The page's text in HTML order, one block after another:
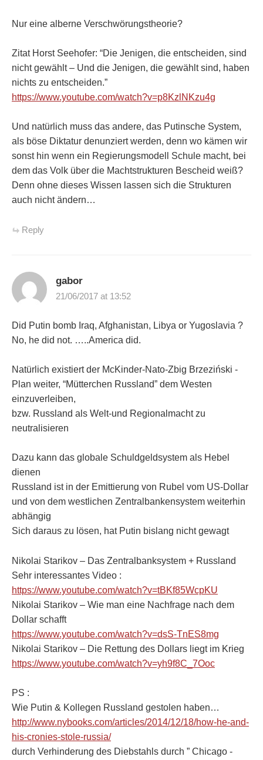
Nur eine alberne Verschwörungstheorie?
Zitat Horst Seehofer: “Die Jenigen, die entscheiden, sind
nicht gewählt – Und die Jenigen, die gewählt sind, haben
nichts zu entscheiden.”
https://www.youtube.com/watch?v=p8KzlNKzu4g
Und natürlich muss das andere, das Putinsche System,
als böse Diktatur denunziert werden, denn wo kämen wir
sonst hin wenn ein Regierungsmodell Schule macht, bei
dem das Volk über die Machtstrukturen Bescheid weiß?
Denn ohne dieses Wissen lassen sich die Strukturen
auch nicht ändern…
Reply
gabor
21/06/2017 at 13:52
Did Putin bomb Iraq, Afghanistan, Libya or Yugoslavia ?
No, he did not. …..America did.
Natürlich existiert der McKinder-Nato-Zbig Brzeziński -
Plan weiter, “Mütterchen Russland” dem Westen
einzuverleiben,
bzw. Russland als Welt-und Regionalmacht zu
neutralisieren
Dazu kann das globale Schuldgeldsystem als Hebel
dienen
Russland ist in der Emittierung von Rubel vom US-Dollar
und von dem westlichen Zentralbankensystem weiterhin
abhängig
Sich daraus zu lösen, hat Putin bislang nicht gewagt
Nikolai Starikov – Das Zentralbanksystem + Russland
Sehr interessantes Video :
https://www.youtube.com/watch?v=tBKf85WcpKU
Nikolai Starikov – Wie man eine Nachfrage nach dem
Dollar schafft
https://www.youtube.com/watch?v=dsS-TnES8mg
Nikolai Starikov – Die Rettung des Dollars liegt im Krieg
https://www.youtube.com/watch?v=yh9f8C_7Ooc
PS :
Wie Putin & Kollegen Russland gestolen haben…
http://www.nybooks.com/articles/2014/12/18/how-he-and-
his-cronies-stole-russia/
durch Verhinderung des Diebstahls durch ” Chicago -